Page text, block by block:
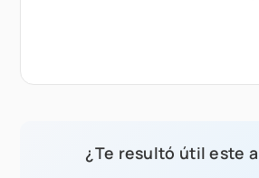
¿Te resultó útil este